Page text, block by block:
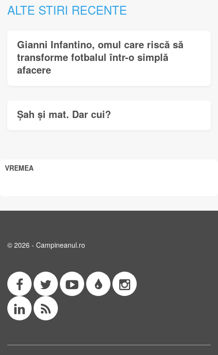
ALTE STIRI RECENTE
Gianni Infantino, omul care riscă să
transforme fotbalul într-o simplă
afacere
Șah și mat. Dar cui?
VREMEA
© 2026 - Campineanul.ro